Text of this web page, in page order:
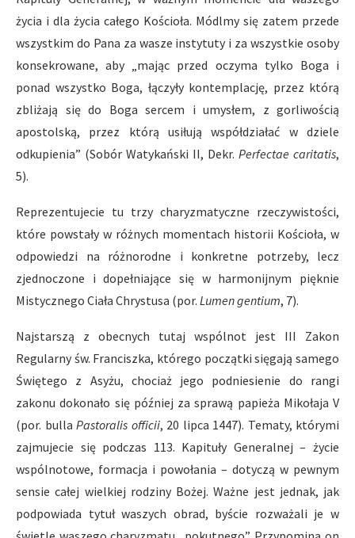
życia i dla życia całego Kościoła. Módlmy się zatem przede
wszystkim do Pana za wasze instytuty i za wszystkie osoby
konsekrowane, aby „mając przed oczyma tylko Boga i
ponad wszystko Boga, łączyły kontemplację, przez którą
zbliżają się do Boga sercem i umysłem, z gorliwością
apostolską, przez którą usiłują współdziałać w dziele
odkupienia” (Sobór Watykański II, Dekr. Perfectae caritatis,
5).
Reprezentujecie tu trzy charyzmatyczne rzeczywistości,
które powstały w różnych momentach historii Kościoła, w
odpowiedzi na różnorodne i konkretne potrzeby, lecz
zjednoczone i dopełniające się w harmonijnym pięknie
Mistycznego Ciała Chrystusa (por. Lumen gentium, 7).
Najstarszą z obecnych tutaj wspólnot jest III Zakon
Regularny św. Franciszka, którego początki sięgają samego
Świętego z Asyżu, chociaż jego podniesienie do rangi
zakonu dokonało się później za sprawą papieża Mikołaja V
(por. bulla Pastoralis officii, 20 lipca 1447). Tematy, którymi
zajmujecie się podczas 113. Kapituły Generalnej – życie
wspólnotowe, formacja i powołania – dotyczą w pewnym
sensie całej wielkiej rodziny Bożej. Ważne jest jednak, jak
podpowiada tytuł waszych obrad, byście rozważali je w